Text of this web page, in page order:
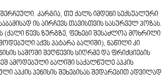
კარგია, თუ ქალს იმდენი სექსუალური
ის აირჩევს თავისთვის სასურველ პოზას.
(ქალი წევს ზურგზე, ფეხები შესაძლოა მოხრილი
აქვს პატარა ბალიში), ნაწილი კი
საშოში შეღწევის სიღრმე და ფრიქციების
ამოდებული ბალიში საქალწულე აპკის
აპკის პენისის შეხებისას შედარებით ადვილად